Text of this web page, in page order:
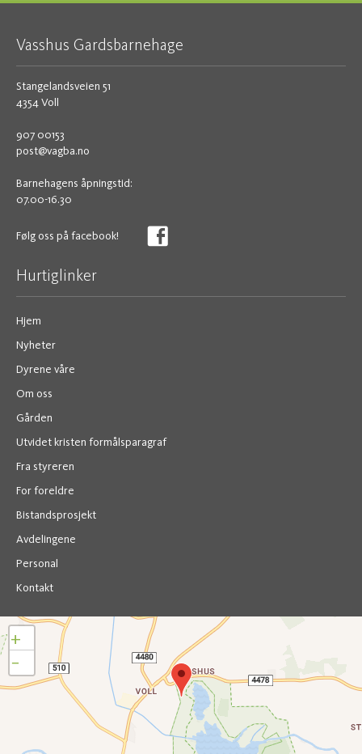
Vasshus Gardsbarnehage
Stangelandsveien 51
4354 Voll
907 00153
post@vagba.no
Barnehagens åpningstid:
07.00-16.30
Følg oss på facebook!
Hurtiglinker
Hjem
Nyheter
Dyrene våre
Om oss
Gården
Utvidet kristen formålsparagraf
Fra styreren
For foreldre
Bistandsprosjekt
Avdelingene
Personal
Kontakt
+
−